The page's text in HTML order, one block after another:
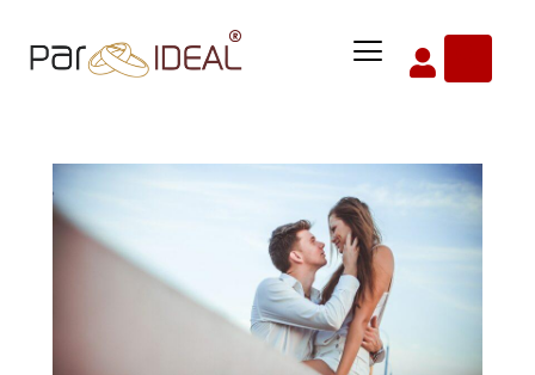
para
Menu